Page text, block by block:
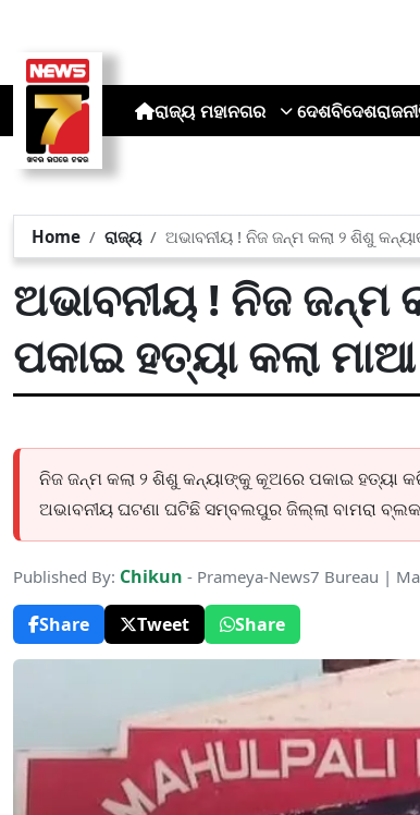
ରାଜ୍ୟ ମହାନଗର ଦେଶବିଦେଶ
Home ରାଜ୍ୟ ଅଭାବନୀୟ ! ନିଜ ଜନ୍ମ କଲା ୨ ଶିଶୁ
ଅଭାବନୀୟ ! ନିଜ ଜନ୍ମ
ପକାଇ ହତ୍ୟା କଲା ମାଆ
ନିଜ ଜନ୍ମ କଲା ୨ ଶିଶୁ କନ୍ୟାଙ୍କୁ କୂଅରେ ପକାଇ ହତ୍ୟା
ଅଭାବନୀୟ ଘଟଣା ଘଟିଛି ସମ୍ବଲପୁର ଜିଲ୍ଲା ବାମରା ବ୍ଲକ
Published By: Chikun - Prameya-News7 Bureau |
Share
Tweet Share